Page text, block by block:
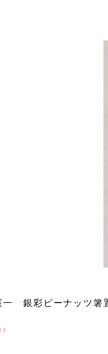
一 銀彩ピーナッツ箸